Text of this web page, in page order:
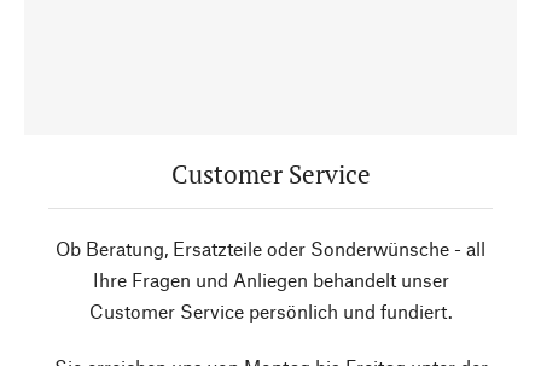
Customer Service
Ob Beratung, Ersatzteile oder Sonderwünsche - all
Ihre Fragen und Anliegen behandelt unser
Customer Service persönlich und fundiert.